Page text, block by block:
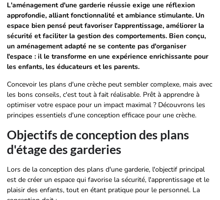
L'aménagement d'une garderie réussie exige une réflexion
approfondie, alliant fonctionnalité et ambiance stimulante. Un
espace bien pensé peut favoriser l'apprentissage, améliorer la
sécurité et faciliter la gestion des comportements. Bien conçu,
un aménagement adapté ne se contente pas d'organiser
l'espace : il le transforme en une expérience enrichissante pour
les enfants, les éducateurs et les parents.
Concevoir les plans d'une crèche peut sembler complexe, mais avec
les bons conseils, c'est tout à fait réalisable. Prêt à apprendre à
optimiser votre espace pour un impact maximal ? Découvrons les
principes essentiels d'une conception efficace pour une crèche.
Objectifs de conception des plans
d'étage des garderies
Lors de la conception des plans d'une garderie, l'objectif principal
est de créer un espace qui favorise la sécurité, l'apprentissage et le
plaisir des enfants, tout en étant pratique pour le personnel. La